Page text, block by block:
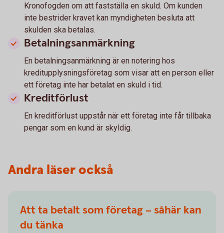
Kronofogden om att fastställa en skuld. Om kunden
inte bestrider kravet kan myndigheten besluta att
skulden ska betalas.
Betalningsanmärkning
En betalningsanmärkning är en notering hos
kreditupplysningsföretag som visar att en person eller
ett företag inte har betalat en skuld i tid.
Kreditförlust
En kreditförlust uppstår när ett företag inte får tillbaka
pengar som en kund är skyldig.
Andra läser också
Att ta betalt som företag – såhär kan
du tänka